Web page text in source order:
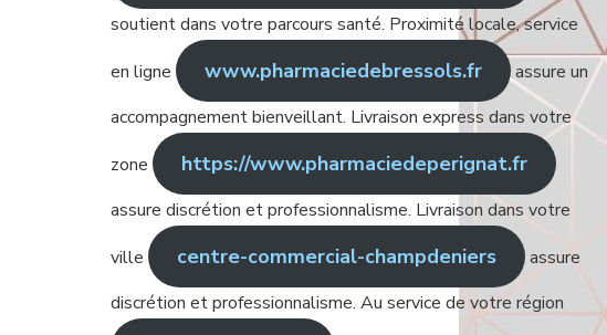
soutient dans votre parcours santé. Proximité locale, service
en ligne
www.pharmaciedebressols.fr
assure un
accompagnement bienveillant. Livraison express dans votre
zone
https://www.pharmaciedeperignat.fr
assure discrétion et professionnalisme. Livraison dans votre
ville
centre-commercial-champdeniers
assure
discrétion et professionnalisme. Au service de votre région